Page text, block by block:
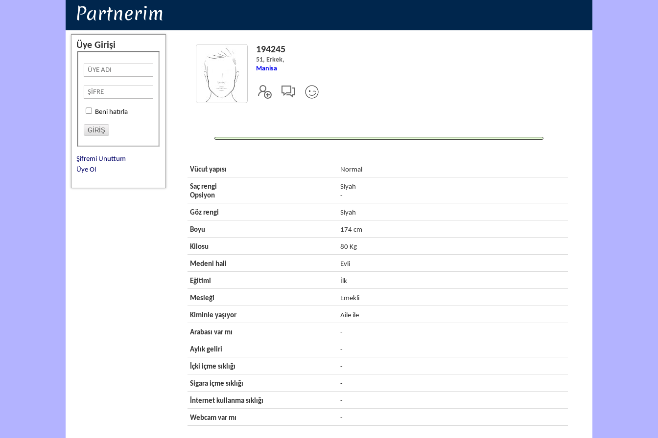
Partnerim
Üye Girişi
Beni hatırla
Şifremi Unuttum
Üye Ol
194245
51, Erkek,
Manisa
Vücut yapısı Normal
Saç rengi
Opsiyon
Siyah
-
Göz rengi Siyah
Boyu 174 cm
Kilosu 80 Kg
Medeni hali Evli
Eğitimi İlk
Mesleği Emekli
Kiminle yaşıyor Aile ile
Arabası var mı -
Aylık geliri -
İçki içme sıklığı -
Sigara içme sıklığı -
İnternet kullanma sıklığı -
Webcam var mı -